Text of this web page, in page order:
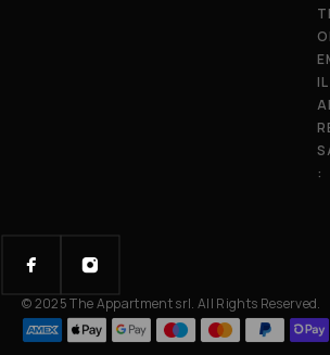
:
© 2025 The Appartment srl. All Rights Reserved.